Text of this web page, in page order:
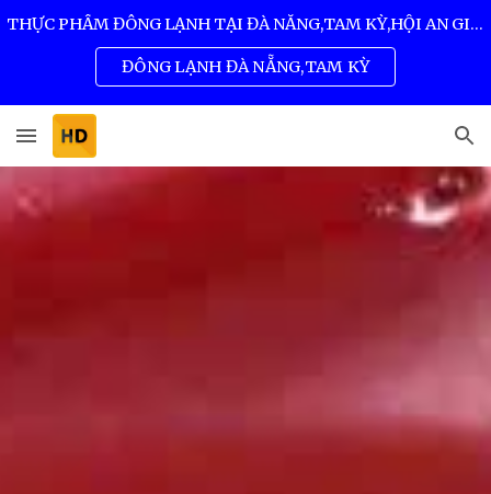
THỰC PHẨM ĐÔNG LẠNH TẠI ĐÀ NẴNG,TAM KỲ,HỘI AN GIÁ SỈ TỐT NHẤT 0932 557 973
ĐÔNG LẠNH ĐÀ NẴNG,TAM KỲ